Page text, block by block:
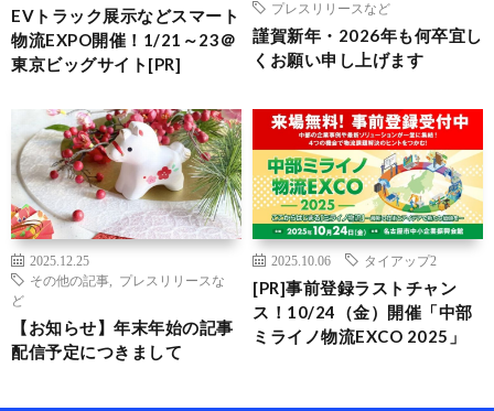
EVトラック展示などスマート
物流EXPO開催！1/21～23＠
東京ビッグサイト[PR]
プレスリリースなど
謹賀新年・2026年も何卒宜し
くお願い申し上げます
2025.12.25
その他の記事
プレスリリースな
ど
【お知らせ】年末年始の記事
配信予定につきまして
2025.10.06 タイアップ2
[PR]事前登録ラストチャン
ス！10/24（金）開催「中部
ミライノ物流EXCO 2025」